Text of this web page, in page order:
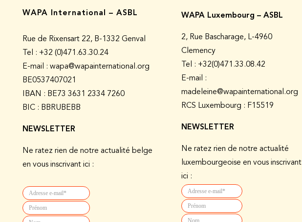
WAPA International – ASBL
Rue de Rixensart 22, B-1332 Genval
Tel : +32 (0)471.63.30.24
E-mail : wapa@wapainternational.org
BE0537407021
IBAN : BE73 3631 2334 7260
BIC : BBRUBEBB
NEWSLETTER
Ne ratez rien de notre actualité belge
en vous inscrivant ici :
WAPA Luxembourg – ASBL
2, Rue Bascharage, L-4960
Clemency
Tel : +32(0)471.33.08.42
E-mail :
madeleine@wapainternational.org
RCS Luxembourg : F15519
NEWSLETTER
Ne ratez rien de notre actualité
luxembourgeoise en vous inscrivant
ici :